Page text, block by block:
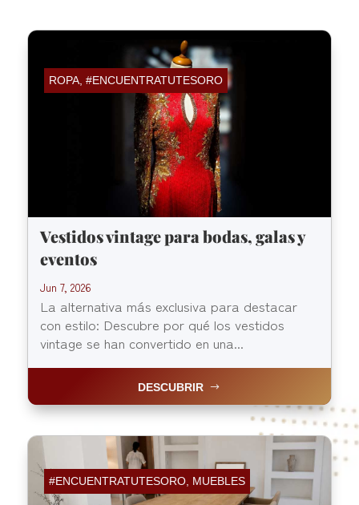
ROPA, #ENCUENTRATUTESORO
Vestidos vintage para bodas, galas y
eventos
Jun 7, 2026
La alternativa más exclusiva para destacar
con estilo: Descubre por qué los vestidos
vintage se han convertido en una...
DESCUBRIR
#ENCUENTRATUTESORO, MUEBLES